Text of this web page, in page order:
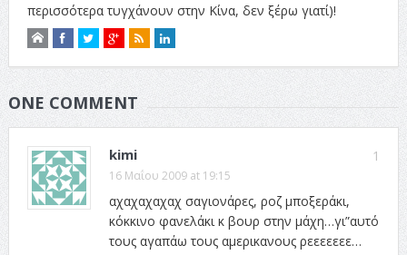
περισσότερα τυγχάνουν στην Κίνα, δεν ξέρω γιατί)!
ONE COMMENT
1
kimi
16 Μαΐου 2009 at 19:15
αχαχαχαχαχ σαγιονάρες, ροζ μποξεράκι,
κόκκινο φανελάκι κ βουρ στην μάχη…γι”αυτό
τους αγαπάω τους αμερικανους ρεεεεεεε…